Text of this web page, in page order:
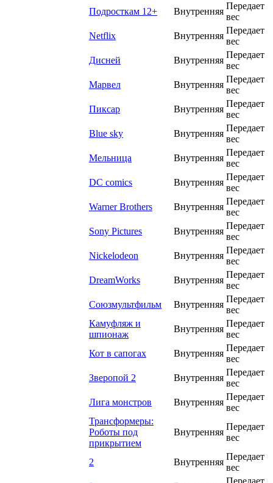
Подросткам 12+
Внутренняя
Передает
вес
Netflix
Внутренняя
Передает
вес
Дисней
Внутренняя
Передает
вес
Марвел
Внутренняя
Передает
вес
Пиксар
Внутренняя
Передает
вес
Blue sky
Внутренняя
Передает
вес
Мельница
Внутренняя
Передает
вес
DC comics
Внутренняя
Передает
вес
Warner Brothers
Внутренняя
Передает
вес
Sony Pictures
Внутренняя
Передает
вес
Nickelodeon
Внутренняя
Передает
вес
DreamWorks
Внутренняя
Передает
вес
Союзмультфильм
Внутренняя
Передает
вес
Камуфляж и
шпионаж
Внутренняя
Передает
вес
Кот в сапогах
Внутренняя
Передает
вес
Зверопой 2
Внутренняя
Передает
вес
Лига монстров
Внутренняя
Передает
вес
Трансформеры:
Роботы под
прикрытием
Внутренняя
Передает
вес
2 Внутренняя
Передает
вес